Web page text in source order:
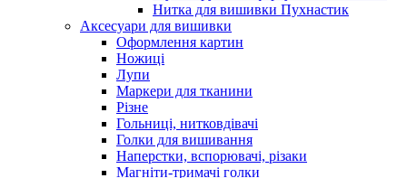
Нитка для вишивки Пухнастик
Аксесуари для вишивки
Оформлення картин
Ножиці
Лупи
Маркери для тканини
Різне
Гольниці, нитковдівачі
Голки для вишивання
Наперстки, вспорювачі, різаки
Магніти-тримачі голки